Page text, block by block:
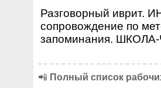
Разговорный иврит.
сопровождение по
запоминания.
📲 Полный список